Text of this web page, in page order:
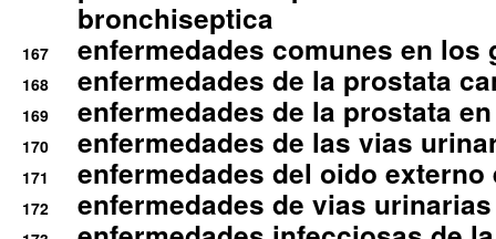
bronchiseptica
167 enfermedades comunes en los
168 enfermedades de la prostata
169 enfermedades de la prostata
170 enfermedades de las vias
171 enfermedades del oido
172 enfermedades de vias